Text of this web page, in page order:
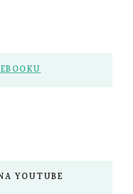
YOUTUBE